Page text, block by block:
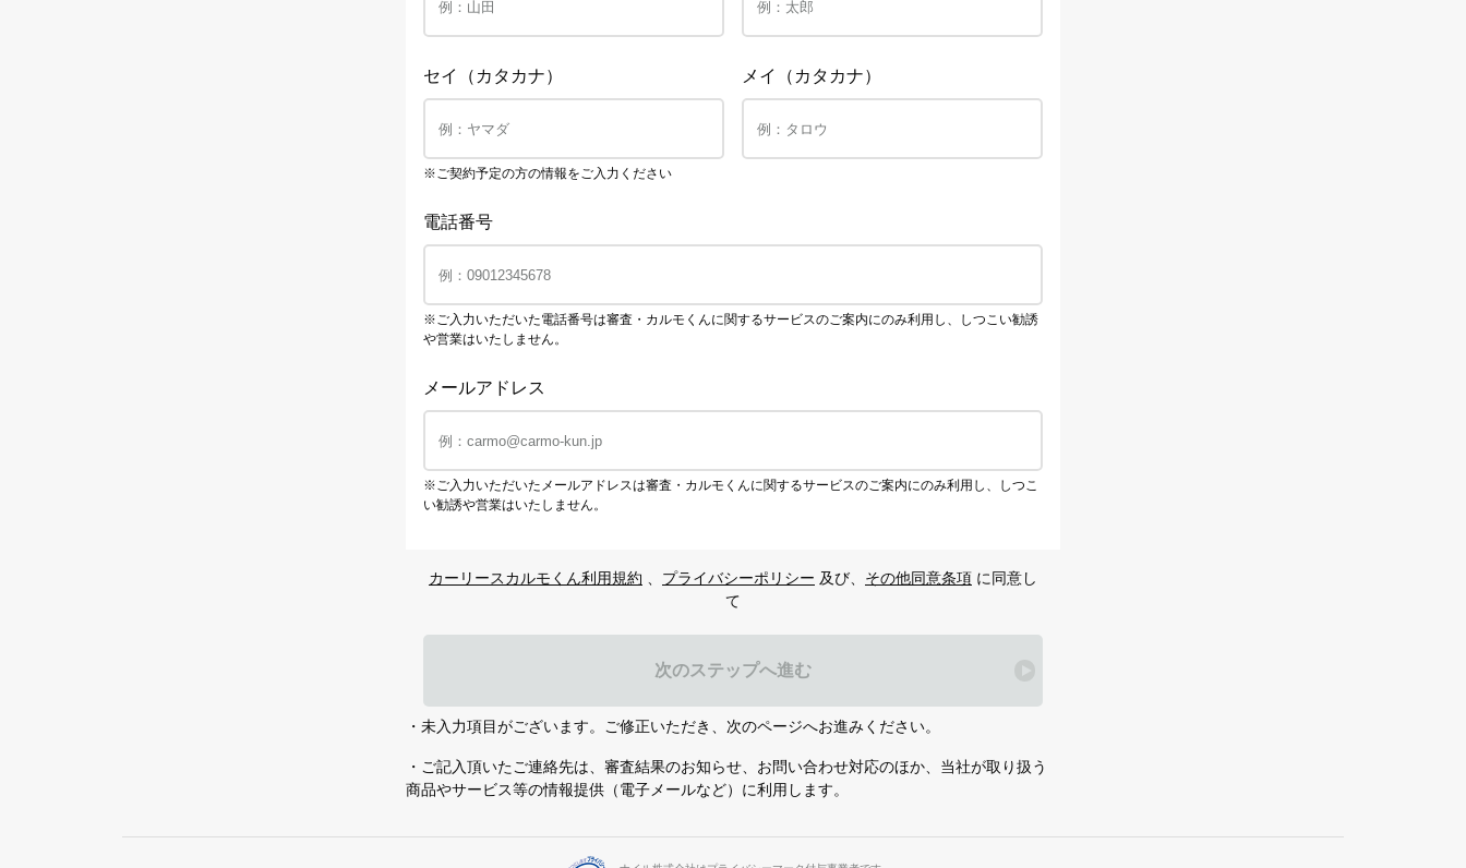
セイ（カタカナ）
※ご契約予定の方の情報をご入力ください
メイ（カタカナ）
電話番号
※ご入力いただいた電話番号は審査・カルモくんに関するサービスのご案内にのみ利用し、しつこい勧誘
や営業はいたしません。
メールアドレス
※ご入力いただいたメールアドレスは審査・カルモくんに関するサービスのご案内にのみ利用し、しつこ
い勧誘や営業はいたしません。
カーリースカルモくん利用規約 プライバシーポリシー 及び、 その他同意条項 に同意し
て
次のステップへ進む
・未入力項目がございます。ご修正いただき、次のページへお進みください。
・ご記入頂いたご連絡先は、審査結果のお知らせ、お問い合わせ対応のほか、当社が取り扱う
商品やサービス等の情報提供（電子メールなど）に利用します。